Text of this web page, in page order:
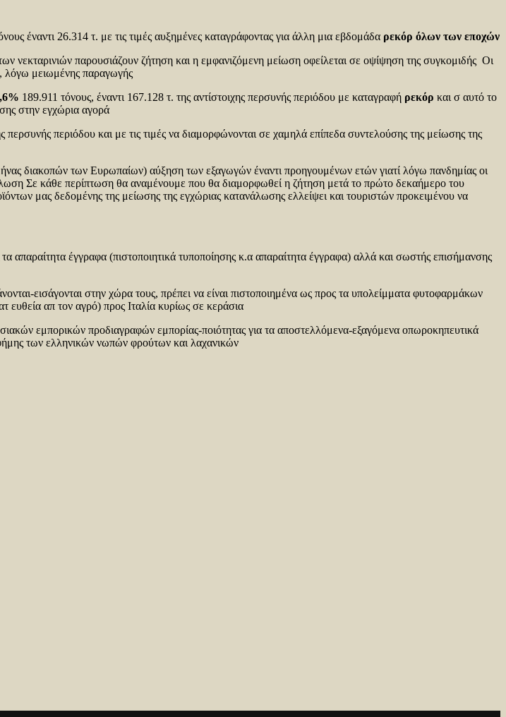
έναντι 26.314 τ. με τις τιμές αυξημένες καταγράφοντας για άλλη μια εβδομάδα ρεκόρ όλων των εποχών
νεκταρινιών παρουσιάζουν ζήτηση και η εμφανιζόμενη μείωση οφείλεται σε οψίψηση της συγκομιδής Οι
λόγω μειωμένης παραγωγής
189.911 τόνους, έναντι 167.128 τ. της αντίστοιχης περσυνής περιόδου με καταγραφή ρεκόρ και σ αυτό το
στην εγχώρια αγορά
περιόδου και με τις τιμές να διαμορφώνονται σε χαμηλά επίπεδα συντελούσης της μείωσης της
διακοπών των Ευρωπαίων) αύξηση των εξαγωγών έναντι προηγουμένων ετών γιατί λόγω πανδημίας οι
Σε κάθε περίπτωση θα αναμένουμε που θα διαμορφωθεί η ζήτηση μετά το πρώτο δεκαήμερο του
μας δεδομένης της μείωσης της εγχώριας κατανάλωσης ελλείψει και τουριστών προκειμένου να
απαραίτητα έγγραφα (πιστοποιητικά τυποποίησης κ.α απαραίτητα έγγραφα) αλλά και σωστής επισήμανσης
εισάγονται στην χώρα τους, πρέπει να είναι πιστοποιημένα ως προς τα υπολείμματα φυτοφαρμάκων
ευθεία απ τον αγρό) προς Ιταλία κυρίως σε κεράσια
εμπορικών προδιαγραφών εμπορίας-ποιότητας για τα αποστελλόμενα-εξαγόμενα οπωροκηπευτικά
των ελληνικών νωπών φρούτων και λαχανικών